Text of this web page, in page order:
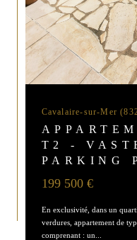
Cavalaire-sur-Mer
T2 -
PARKING
199 500 €
En exclusivité, dans un
verdures, appartement de
comprenant : un...